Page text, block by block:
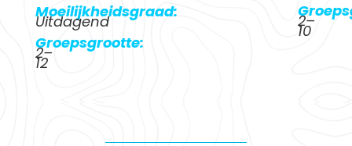
Moeilijkheidsgraad:
Uitdagend
Groepsgrootte:
2–
12
2–
10